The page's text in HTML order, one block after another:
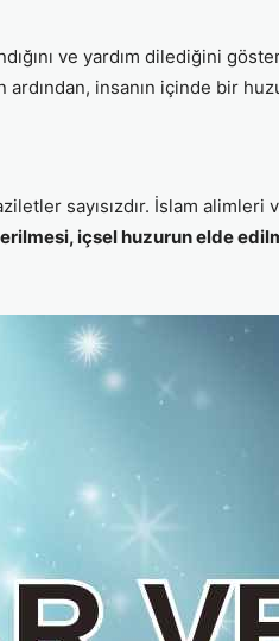
ve yardım dilediğini
ardından, insanın içinde bir
sayısızdır. İslam alimleri
içsel huzurun elde